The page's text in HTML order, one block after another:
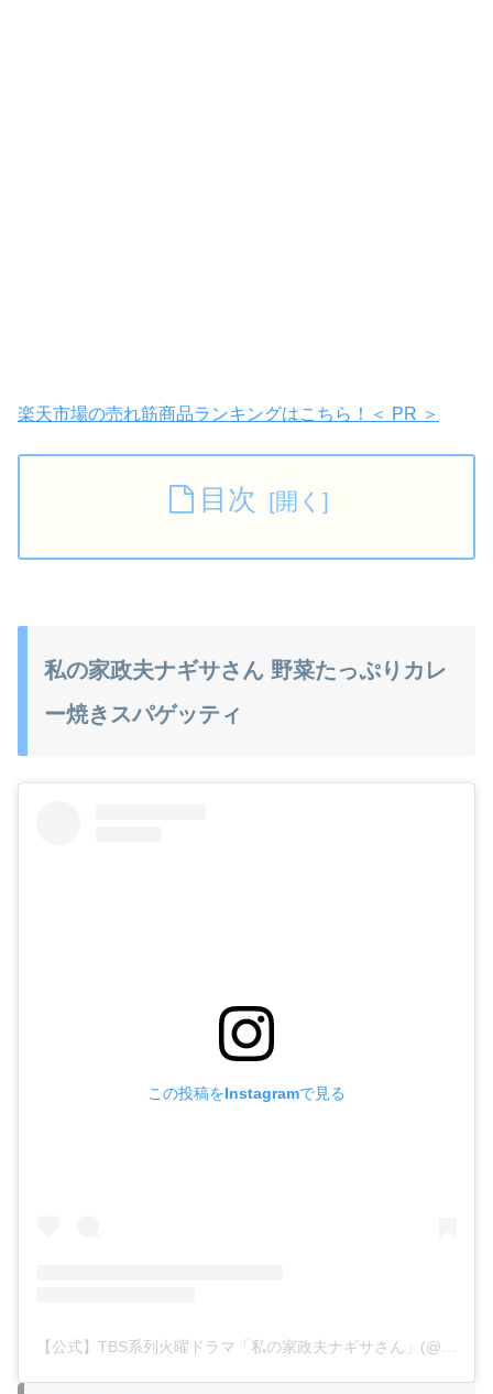
楽天市場の売れ筋商品ランキングはこちら！＜ PR ＞
目次
私の家政夫ナギサさん 野菜たっぷりカレ
ー焼きスパゲッティ
この投稿をInstagramで見る